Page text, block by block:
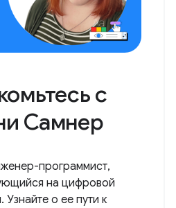
с
Самнер
программист,
на цифровой
Узнайте о ее пути к